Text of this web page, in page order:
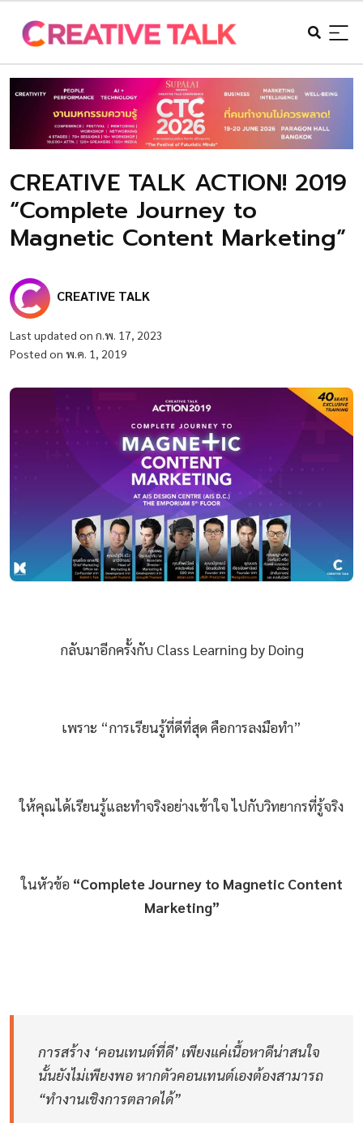
CREATIVE TALK ACTION! 2019
“Complete Journey to
Magnetic Content Marketing”
CREATIVE TALK
Last updated on ก.พ. 17, 2023
Posted on พ.ค. 1, 2019
กลับมาอีกครั้งกับ Class Learning by Doing
เพราะ “การเรียนรู้ที่ดีที่สุด คือการลงมือทำ”
ให้คุณได้เรียนรู้และทำจริงอย่างเข้าใจ ไปกับวิทยากรที่รู้จริง
ในหัวข้อ “Complete Journey to Magnetic Content
Marketing”
การสร้าง ‘คอนเทนต์ที่ดี’ เพียงแค่เนื้อหาดีน่าสนใจ
นั้นยังไม่เพียงพอ หากตัวคอนเทนต์เองต้องสามารถ
“ทำงานเชิงการตลาดได้”